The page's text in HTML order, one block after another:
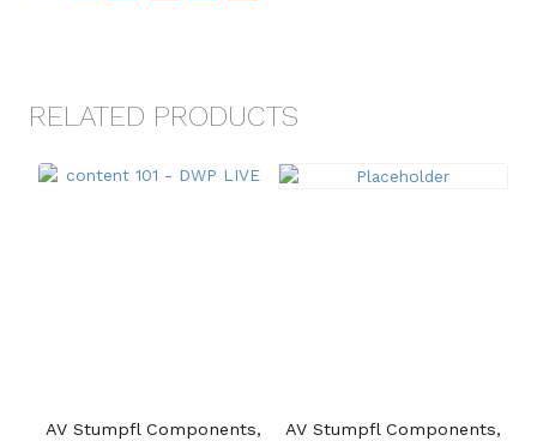
RELATED PRODUCTS
AV Stumpfl Components,
AV Stumpfl Components,